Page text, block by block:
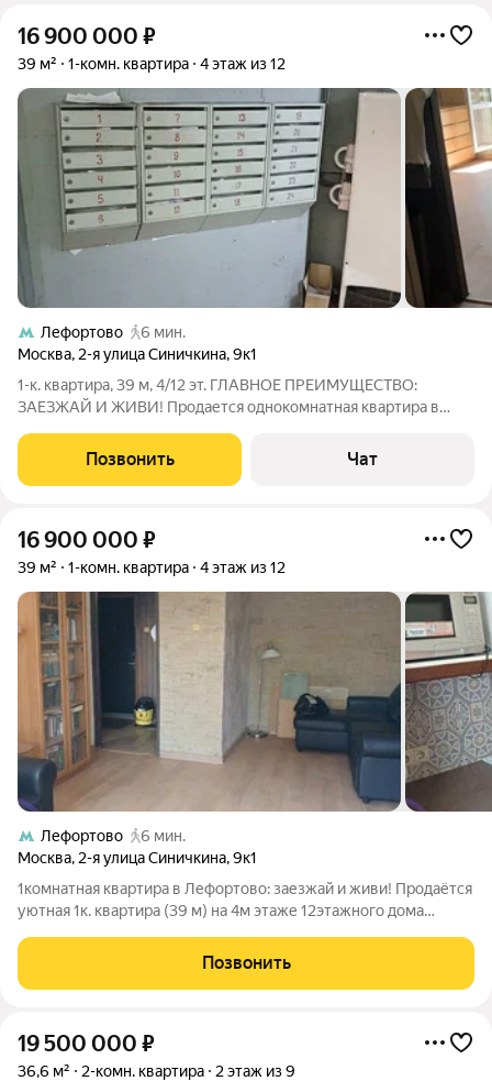
16 900 000 ₽
39 м² 1-комн. квартира 4 этаж из 12
Лефортово
6 мин.
Москва, 2-я улица Синичкина,9к1
1-к. квартира, 39 м, 4/12 эт. ГЛАВНОЕ ПРЕИМУЩЕСТВО:
ЗАЕЗЖАЙ И ЖИВИ! Продается однокомнатная квартира в
аккуратное, чистое и полностью рабочее. Отличный вариант
как для собственного проживания сразу
Позвонить Чат
16 900 000 ₽
39 м² 1-комн. квартира 4 этаж из 12
Лефортово
6 мин.
Москва, 2-я улица Синичкина,9к1
1комнатная квартира в Лефортово: заезжай и живи! Продаётся
уютная 1к. квартира (39 м) на 4м этаже 12этажного дома
плюсы: Вся мебель и техника остаются ничего докупать не
нужно. Удачная
Позвонить
19 500 000 ₽
36,6 м² 2-комн. квартира 2 этаж из 9